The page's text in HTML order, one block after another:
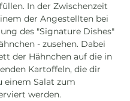
In der Zwischenzeit
der Angestellten bei
des "Signature Dishes"
- zusehen. Dabei
der Hähnchen auf die in
Kartoffeln, die dir
einem Salat zum
werden.